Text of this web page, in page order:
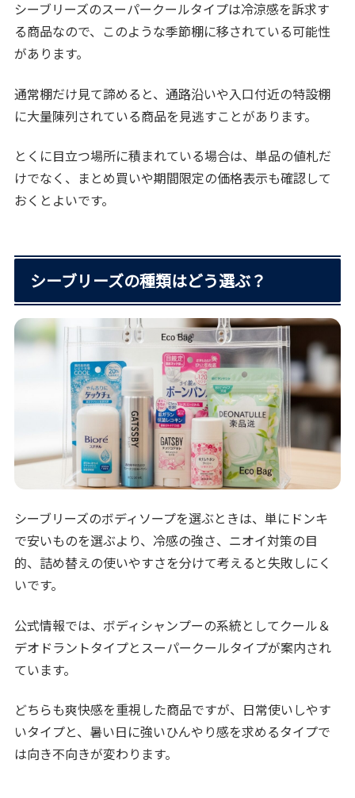
シーブリーズのスーパークールタイプは冷涼感を訴求す
る商品なので、このような季節棚に移されている可能性
があります。
通常棚だけ見て諦めると、通路沿いや入口付近の特設棚
に大量陳列されている商品を見逃すことがあります。
とくに目立つ場所に積まれている場合は、単品の値札だ
けでなく、まとめ買いや期間限定の価格表示も確認して
おくとよいです。
シーブリーズの種類はどう選ぶ？
シーブリーズのボディソープを選ぶときは、単にドンキ
で安いものを選ぶより、冷感の強さ、ニオイ対策の目
的、詰め替えの使いやすさを分けて考えると失敗しにく
いです。
公式情報では、ボディシャンプーの系統としてクール＆
デオドラントタイプとスーパークールタイプが案内され
ています。
どちらも爽快感を重視した商品ですが、日常使いしやす
いタイプと、暑い日に強いひんやり感を求めるタイプで
は向き不向きが変わります。